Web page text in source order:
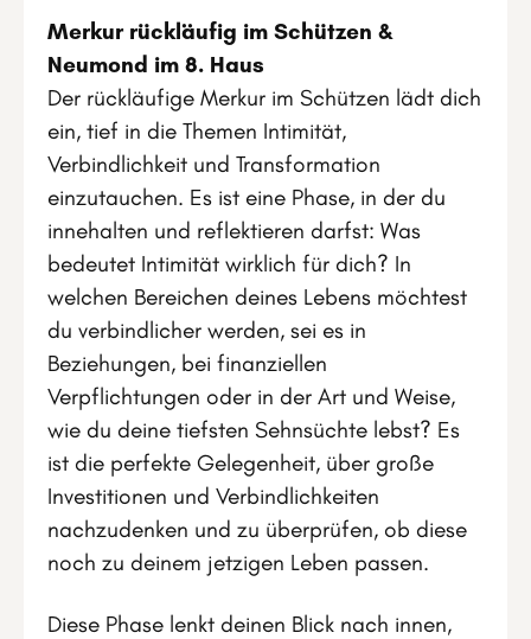
Merkur rückläufig im Schützen &
Neumond im 8. Haus
Der rückläufige Merkur im Schützen lädt dich
ein, tief in die Themen Intimität,
Verbindlichkeit und Transformation
einzutauchen. Es ist eine Phase, in der du
innehalten und reflektieren darfst: Was
bedeutet Intimität wirklich für dich? In
welchen Bereichen deines Lebens möchtest
du verbindlicher werden, sei es in
Beziehungen, bei finanziellen
Verpflichtungen oder in der Art und Weise,
wie du deine tiefsten Sehnsüchte lebst? Es
ist die perfekte Gelegenheit, über große
Investitionen und Verbindlichkeiten
nachzudenken und zu überprüfen, ob diese
noch zu deinem jetzigen Leben passen.
Diese Phase lenkt deinen Blick nach innen,